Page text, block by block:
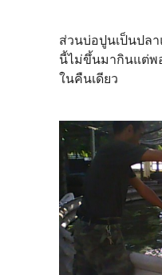
ส่วนบ่อปูนเป็นปล
นี้ไม่ขึ้นมากินแต่พ
ในคืนเดียว